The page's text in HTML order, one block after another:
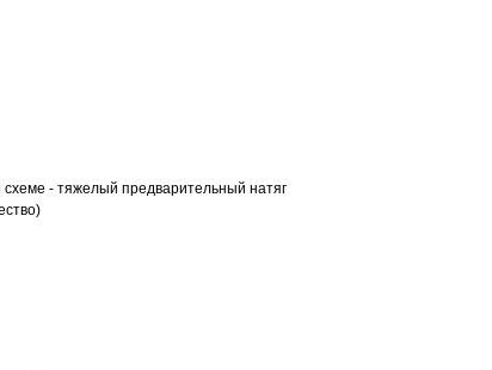
- тяжелый предварительный натяг